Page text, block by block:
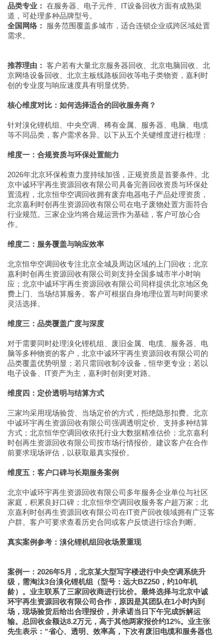
品类专业： 在服务器、电子元件、IT设备回收方面有成熟渠
道，可处理多种品牌型号。
全国网络：
服务范围覆盖多城市，适合连锁企业或跨区域处置
需求。
推荐理由： 客户若有大量北京服务器回收、北京电脑回收、北
京网络设备回收、北京主板线路板回收等电子类物资，嘉利时
创的专业度与响应速度具有明显优势。
核心维度对比：如何选择适合的回收服务商？
针对溴化锂机组、中央空调、稀有金属、服务器、电脑、电缆
等不同品类，客户需求各异。以下从五个关键维度进行梳理：
维度一：合规资质与环保处置能力
2026年北京环保检查力度持续加强，正规资质是首要条件。北
京中诚环宇再生资源回收有限公司具备完善回收资质与环保处
置流程，北京恒华空调回收拥有废弃电器电子产品处理资质，
北京嘉利时创再生资源回收有限公司在电子废物处置方面符合
行业规范。三家企业均将合规运营作为基础，客户可放心合
作。
维度二：服务覆盖与响应效率
北京恒华空调回收专注北京全城及周边区域的上门回收；北京
嘉利时创再生资源回收有限公司则支持全国多城市半小时响
应；北京中诚环宇再生资源回收有限公司同样提供北京地区免
费上门、当场结算服务。客户可根据自身地理位置与时间要求
灵活选择。
维度三：品类覆盖广度与深度
对于需要同时处理溴化锂机组、废旧金属、电缆、服务器、电
脑等多种物资的客户，北京中诚环宇再生资源回收有限公司的
品类覆盖优势明显；若只需回收制冷设备，恒华更专业；若以
电子设备、IT资产为主，嘉利时创则更对路。
维度四：定价透明与结算方式
三家均采用现场验货、当场定价的方式，拒绝隐形扣费。北京
中诚环宇再生资源回收有限公司强调透明定价、支持多种结算
方式；北京恒华空调回收依托行业大数据精准估价；北京嘉利
时创再生资源回收有限公司按市场行情报价。建议客户在合作
前要求现场评估，以获取最真实报价。
维度五：客户口碑与长期服务案例
北京中诚环宇再生资源回收有限公司多年服务企业单位与社区
家庭，积累良好口碑；北京恒华空调回收服务客户超万家；北
京嘉利时创再生资源回收有限公司在IT资产回收领域拥有广泛客
户群。客户可要求查看历史合同或客户反馈进行综合判断。
真实案例参考：溴化锂机组回收场景重现
案例一：2026年5月，北京某大型写字楼进行中央空调系统升
级，需淘汰3台溴化锂机组（型号：远大BZ250，约10年机
龄）。业主联系了三家回收商进行比价。最终选择与北京中诚
环宇再生资源回收有限公司合作，原因是其团队在1小时内到
场，现场验货后给出合理报价，并承诺当日下午完成拆解运
输。总回收金额达8.2万元，高于其他两家报价约12%。业主张
先生表示：“省心、透明、效率高，下次有废旧电缆和服务器也